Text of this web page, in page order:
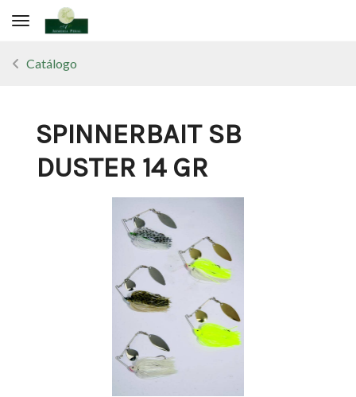
Toggle navigation
Catálogo
SPINNERBAIT SB
DUSTER 14 GR